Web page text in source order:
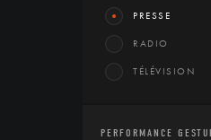
PRESSE
RADIO
TÉLÉVISION
PERFORMANCE